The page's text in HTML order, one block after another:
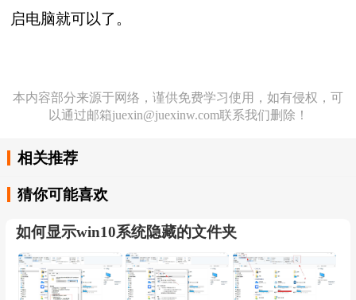
启电脑就可以了。
本内容部分来源于网络，谨供免费学习使用，如有侵权，可
以通过邮箱juexin@juexinw.com联系我们删除！
相关推荐
猜你可能喜欢
如何显示win10系统隐藏的文件夹